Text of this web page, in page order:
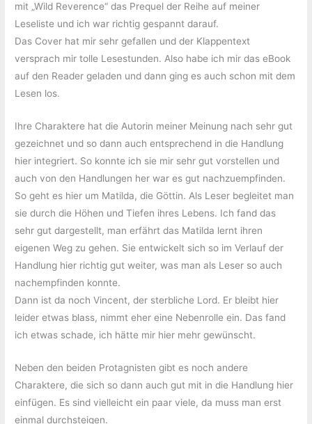
mit „Wild Reverence“ das Prequel der Reihe auf meiner
Leseliste und ich war richtig gespannt darauf.
Das Cover hat mir sehr gefallen und der Klappentext
versprach mir tolle Lesestunden. Also habe ich mir das eBook
auf den Reader geladen und dann ging es auch schon mit dem
Lesen los.
Ihre Charaktere hat die Autorin meiner Meinung nach sehr gut
gezeichnet und so dann auch entsprechend in die Handlung
hier integriert. So konnte ich sie mir sehr gut vorstellen und
auch von den Handlungen her war es gut nachzuempfinden.
So geht es hier um Matilda, die Göttin. Als Leser begleitet man
sie durch die Höhen und Tiefen ihres Lebens. Ich fand das
sehr gut dargestellt, man erfährt das Matilda lernt ihren
eigenen Weg zu gehen. Sie entwickelt sich so im Verlauf der
Handlung hier richtig gut weiter, was man als Leser so auch
nachempfinden konnte.
Dann ist da noch Vincent, der sterbliche Lord. Er bleibt hier
leider etwas blass, nimmt eher eine Nebenrolle ein. Das fand
ich etwas schade, ich hätte mir hier mehr gewünscht.
Neben den beiden Protagnisten gibt es noch andere
Charaktere, die sich so dann auch gut mit in die Handlung hier
einfügen. Es sind vielleicht ein paar viele, da muss man erst
einmal durchsteigen.